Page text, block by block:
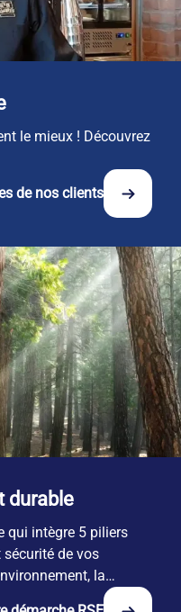
le mieux ! Découvrez
de nos clients
durable
qui intègre 5 piliers
de vos
la
territorial et